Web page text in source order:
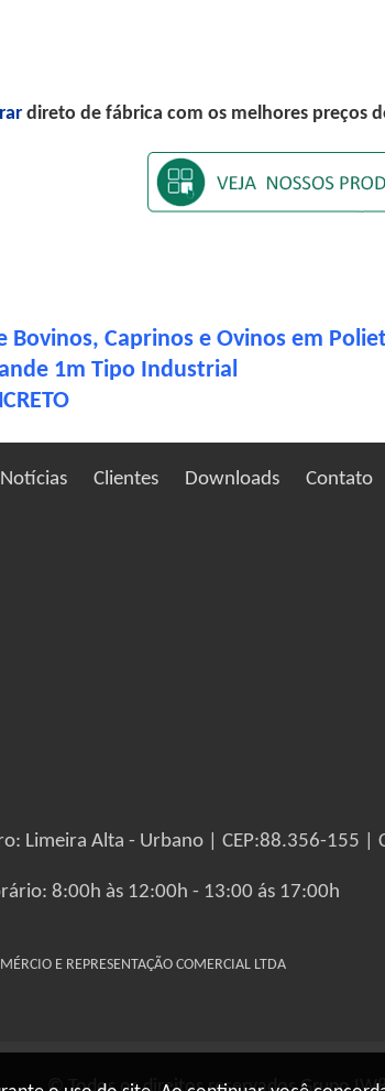
direto de fábrica com os melhores preços
Bovinos, Caprinos e Ovinos em
1m Tipo Industrial
Notícias Clientes Downloads Contato
Limeira Alta - Urbano | CEP:88.356-155 |
8:00h às 12:00h - 13:00 ás 17:00h
E REPRESENTAÇÃO COMERCIAL LTDA